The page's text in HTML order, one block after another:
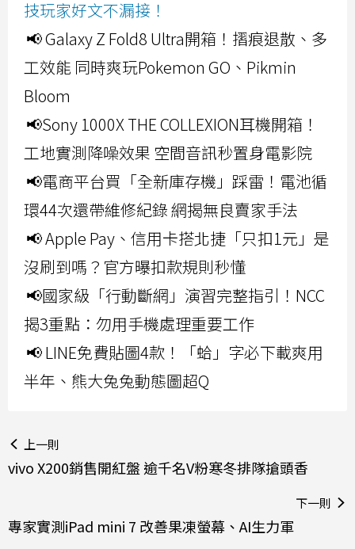
技玩家好文不漏接！
📢 Galaxy Z Fold8 Ultra開箱！摺痕退散、多
工效能 同時爽玩Pokemon GO、Pikmin
Bloom
📢Sony 1000X THE COLLEXION耳機開箱！
工地實測降噪效果 空間音訊秒置身電影院
📢電商平台買「全新庫存機」踩雷！電池循
環44次還帶維修紀錄 網揭無良賣家手法
📢 Apple Pay、信用卡搭北捷「只扣1元」是
沒刷到嗎？官方曝扣款規則秒懂
📢國家級「行動斷網」演習完整指引！NCC
揭3重點：勿用手機處理重要工作
📢 LINE免費貼圖4款！「蛤」字必下載爽用
半年、熊大兔兔動態圖超Q
上一則
vivo X200銷售開紅盤 逾千名V粉寒冬排隊搶頭香
下一則
專家實測iPad mini 7 改善果凍螢幕、AI生力軍